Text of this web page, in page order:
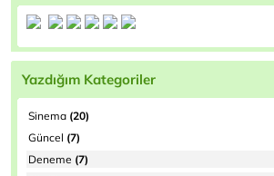
Yazdığım Kategoriler
Sinema (20)
Güncel (7)
Deneme (7)